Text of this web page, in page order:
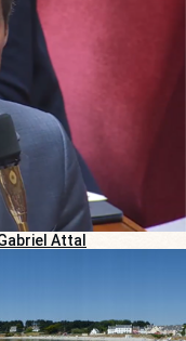
Attal